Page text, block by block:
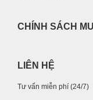
CHÍNH SÁCH
LIÊN HỆ
Tư vấn miễn phí (24/7)